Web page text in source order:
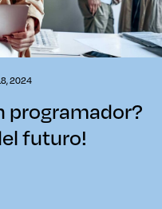
2024
programador?
futuro!